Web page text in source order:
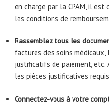
en charge par la CPAM, il
les conditions de
Rassemblez tous les
factures des soins médicaux,
justificatifs de paiement, etc.
les pièces justificatives
Connectez-vous à votre